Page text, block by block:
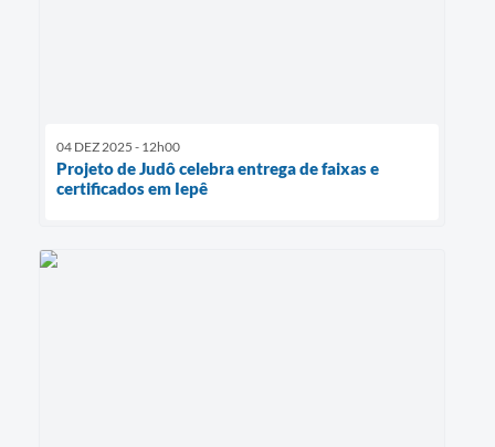
04 DEZ 2025 - 12h00
Projeto de Judô celebra entrega de faixas e
certificados em Iepê